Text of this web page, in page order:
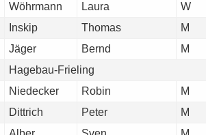
Wöhrmann Laura W
Inskip Thomas M
Jäger Bernd M
Hagebau-Frieling
Niedecker Robin M
Dittrich Peter M